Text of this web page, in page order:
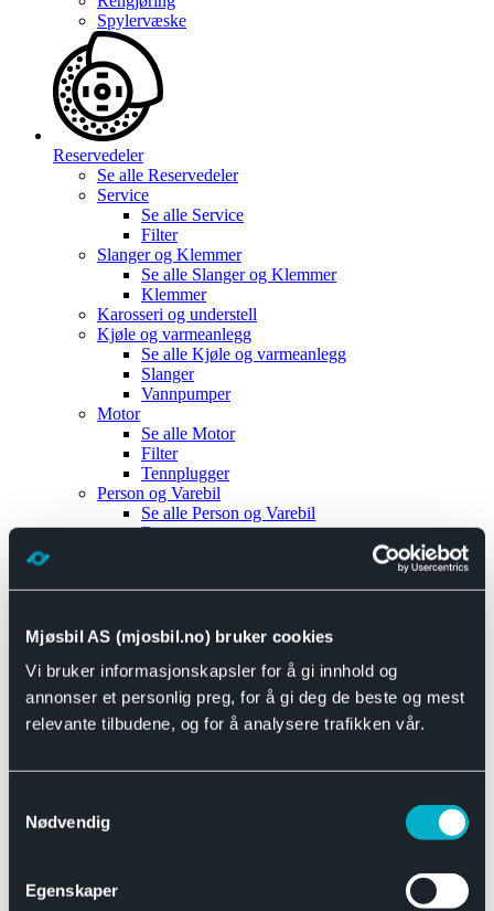
Mjøsbil AS (mjosbil.no) bruker cookies
Vi bruker informasjonskapsler for å gi innhold og
annonser et personlig preg, for å gi deg de beste og mest
relevante tilbudene, og for å analysere trafikken vår.
Nødvendig
Egenskaper
Spylervæske
Reservedeler
Se alle Reservedeler
Service
Se alle Service
Filter
Slanger og Klemmer
Se alle Slanger og Klemmer
Klemmer
Karosseri og understell
Kjøle og varmeanlegg
Se alle Kjøle og varmeanlegg
Slanger
Vannpumper
Motor
Se alle Motor
Filter
Tennplugger
Person og Varebil
Se alle Person og Varebil
Brems
Motor og drivverk
Se alle Universal
Bremsedeler
Se alle Bremsedeler
Bremsenippler
Drivline og motor
Se alle Drivline og motor
Eksosanlegg